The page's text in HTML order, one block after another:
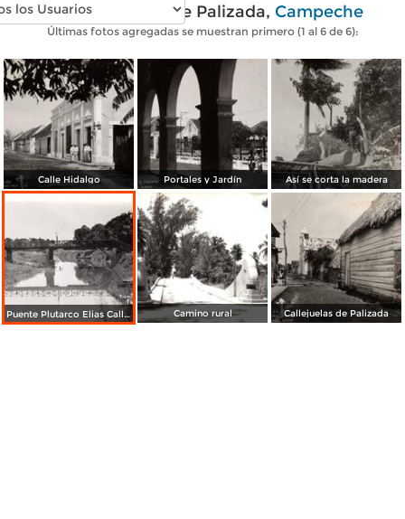
Fotos antiguas de Palizada, Campeche
Últimas fotos agregadas se muestran primero (1 al 6 de 6):
Calle Hidalgo Portales y Jardín Así se corta la madera
Puente Plutarco Elias Calles Camino rural Callejuelas de Palizada